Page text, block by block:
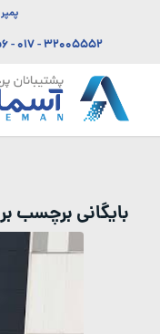
پمپر
۳۲۰۰۵۵۵۲ - ۰۱۷ -
بایگانی برچسب